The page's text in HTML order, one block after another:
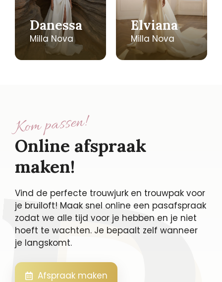
Danessa
Milla Nova
Elviana
Milla Nova
Kom passen!
Online afspraak
maken!
Vind de perfecte trouwjurk en trouwpak voor
je bruiloft! Maak snel online een pasafspraak
zodat we alle tijd voor je hebben en je niet
hoeft te wachten. Je bepaalt zelf wanneer
je langskomt.
Afspraak maken